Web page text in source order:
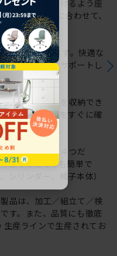
お座りいただけるよう座
ーンや体格に合わせて、
を変えられます。快適な
クもしっかりサポートし
に取扱説明書を収納でき
法や各種情報をすぐに確
ツはたったの４つだ
立てはとっても簡単で
シリンダー、椅子本体）
品は、加工／組立て／検
す。また、品質にも徹底
生産ラインで生産されてお